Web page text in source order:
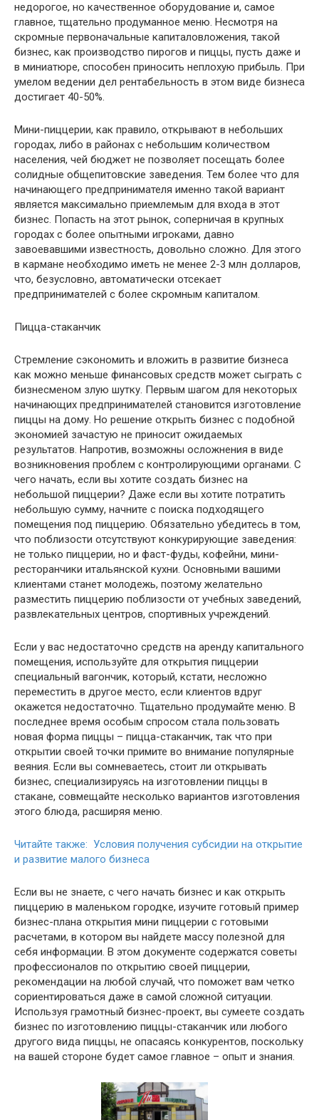
недорогое, но качественное оборудование и, самое
главное, тщательно продуманное меню. Несмотря на
скромные первоначальные капиталовложения, такой
бизнес, как производство пирогов и пиццы, пусть даже и
в миниатюре, способен приносить неплохую прибыль. При
умелом ведении дел рентабельность в этом виде бизнеса
достигает 40-50%.
Мини-пиццерии, как правило, открывают в небольших
городах, либо в районах с небольшим количеством
населения, чей бюджет не позволяет посещать более
солидные общепитовские заведения. Тем более что для
начинающего предпринимателя именно такой вариант
является максимально приемлемым для входа в этот
бизнес. Попасть на этот рынок, соперничая в крупных
городах с более опытными игроками, давно
завоевавшими известность, довольно сложно. Для этого
в кармане необходимо иметь не менее 2-3 млн долларов,
что, безусловно, автоматически отсекает
предпринимателей с более скромным капиталом.
Пицца-стаканчик
Стремление сэкономить и вложить в развитие бизнеса
как можно меньше финансовых средств может сыграть с
бизнесменом злую шутку. Первым шагом для некоторых
начинающих предпринимателей становится изготовление
пиццы на дому. Но решение открыть бизнес с подобной
экономией зачастую не приносит ожидаемых
результатов. Напротив, возможны осложнения в виде
возникновения проблем с контролирующими органами. С
чего начать, если вы хотите создать бизнес на
небольшой пиццерии? Даже если вы хотите потратить
небольшую сумму, начните с поиска подходящего
помещения под пиццерию. Обязательно убедитесь в том,
что поблизости отсутствуют конкурирующие заведения:
не только пиццерии, но и фаст-фуды, кофейни, мини-
ресторанчики итальянской кухни. Основными вашими
клиентами станет молодежь, поэтому желательно
разместить пиццерию поблизости от учебных заведений,
развлекательных центров, спортивных учреждений.
Если у вас недостаточно средств на аренду капитального
помещения, используйте для открытия пиццерии
специальный вагончик, который, кстати, несложно
переместить в другое место, если клиентов вдруг
окажется недостаточно. Тщательно продумайте меню. В
последнее время особым спросом стала пользовать
новая форма пиццы – пицца-стаканчик, так что при
открытии своей точки примите во внимание популярные
веяния. Если вы сомневаетесь, стоит ли открывать
бизнес, специализируясь на изготовлении пиццы в
стакане, совмещайте несколько вариантов изготовления
этого блюда, расширяя меню.
Читайте также: Условия получения субсидии на открытие
и развитие малого бизнеса
Если вы не знаете, с чего начать бизнес и как открыть
пиццерию в маленьком городке, изучите готовый пример
бизнес-плана открытия мини пиццерии с готовыми
расчетами, в котором вы найдете массу полезной для
себя информации. В этом документе содержатся советы
профессионалов по открытию своей пиццерии,
рекомендации на любой случай, что поможет вам четко
сориентироваться даже в самой сложной ситуации.
Используя грамотный бизнес-проект, вы сумеете создать
бизнес по изготовлению пиццы-стаканчик или любого
другого вида пиццы, не опасаясь конкурентов, поскольку
на вашей стороне будет самое главное – опыт и знания.